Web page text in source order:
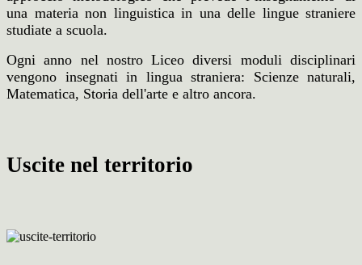
una materia non linguistica in una delle lingue straniere
studiate a scuola.
Ogni anno nel nostro Liceo diversi moduli disciplinari
vengono insegnati in lingua straniera: Scienze naturali,
Matematica, Storia dell'arte e altro ancora.
Uscite nel territorio